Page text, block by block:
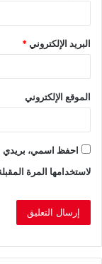
البريد الإلكتروني*
الموقع الإلكتروني
احفظ اسمي، بريدي
لاستخدامها المرة